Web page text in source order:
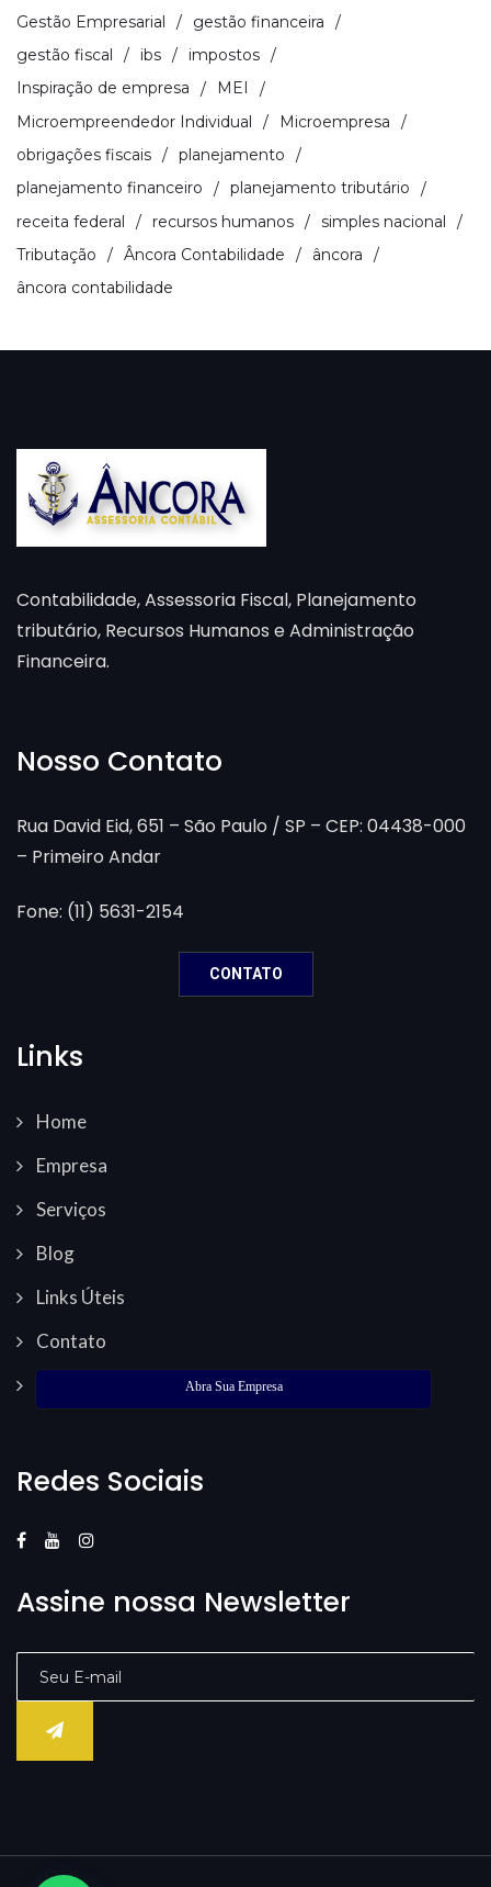
Gestão Empresarial
gestão financeira
gestão fiscal
ibs
impostos
Inspiração de empresa
MEI
Microempreendedor Individual
Microempresa
obrigações fiscais
planejamento
planejamento financeiro
planejamento tributário
receita federal
recursos humanos
simples nacional
Tributação
Âncora Contabilidade
âncora
âncora contabilidade
Contabilidade, Assessoria Fiscal, Planejamento
tributário, Recursos Humanos e Administração
Financeira.
Nosso Contato
Rua David Eid, 651 – São Paulo / SP – CEP: 04438-000
– Primeiro Andar
Fone: (11) 5631-2154
CONTATO
Links
Home
Empresa
Serviços
Blog
Links Úteis
Contato
Abra Sua Empresa
Redes Sociais
Assine nossa Newsletter